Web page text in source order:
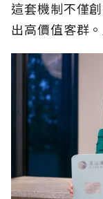
這套機制不僅
出高價值客群。